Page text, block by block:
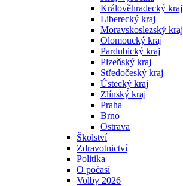
Králověhradecký kraj
Liberecký kraj
Moravskoslezský kraj
Olomoucký kraj
Pardubický kraj
Plzeňský kraj
Středočeský kraj
Ústecký kraj
Zlínský kraj
Praha
Brno
Ostrava
Školství
Zdravotnictví
Politika
O počasí
Volby 2026